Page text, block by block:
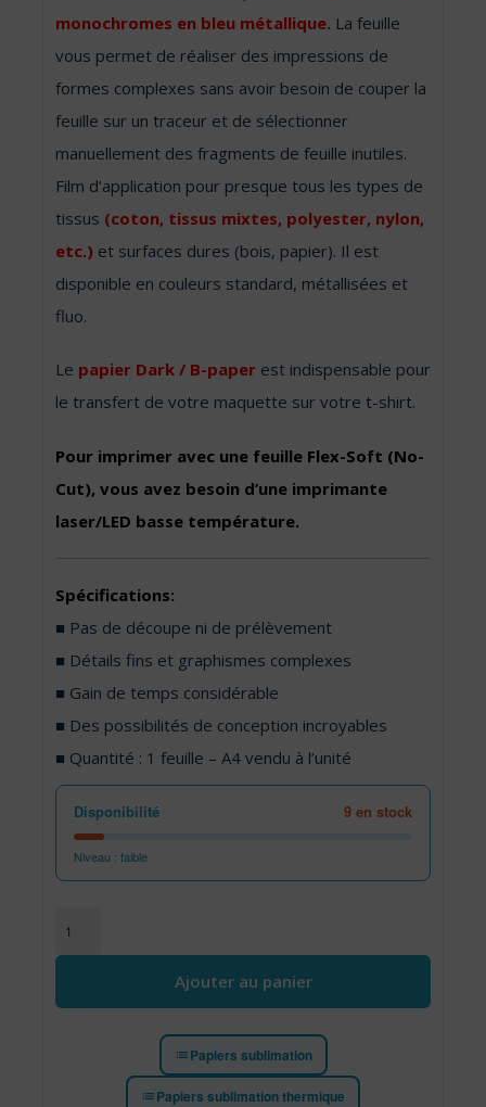
monochromes en bleu métallique. La feuille
vous permet de réaliser des impressions de
formes complexes sans avoir besoin de couper la
feuille sur un traceur et de sélectionner
manuellement des fragments de feuille inutiles.
Film d’application pour presque tous les types de
tissus (coton, tissus mixtes, polyester, nylon,
etc.) et surfaces dures (bois, papier). Il est
disponible en couleurs standard, métallisées et
fluo.
Le papier Dark / B-paperest indispensable pour
le transfert de votre maquette sur votre t-shirt.
Pour imprimer avec une feuille Flex-Soft (No-
Cut), vous avez besoin d’une imprimante
laser/LED basse température.
Spécifications:
■ Pas de découpe ni de prélèvement
■ Détails fins et graphismes complexes
■ Gain de temps considérable
■ Des possibilités de conception incroyables
■ Quantité : 1 feuille – A4 vendu à l’unité
Disponibilité 9 en stock
Niveau : faible
Ajouter au panier
Papiers sublimation
Papiers sublimation thermique